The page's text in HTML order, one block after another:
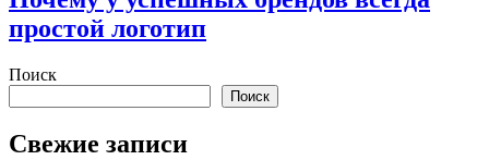
простой логотип
Поиск
Поиск
Свежие записи